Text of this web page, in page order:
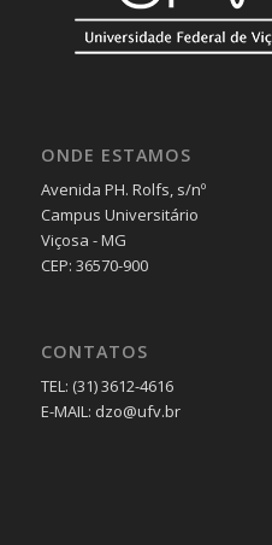
ONDE ESTAMOS
Avenida PH. Rolfs, s/nº
Campus Universitário
Viçosa - MG
CEP: 36570-900
CONTATOS
TEL: (31) 3612-4616
E-MAIL: dzo@ufv.br